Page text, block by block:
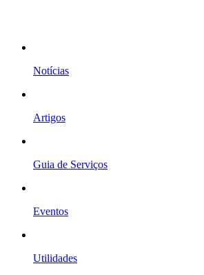
Notícias
Artigos
Guia de Serviços
Eventos
Utilidades